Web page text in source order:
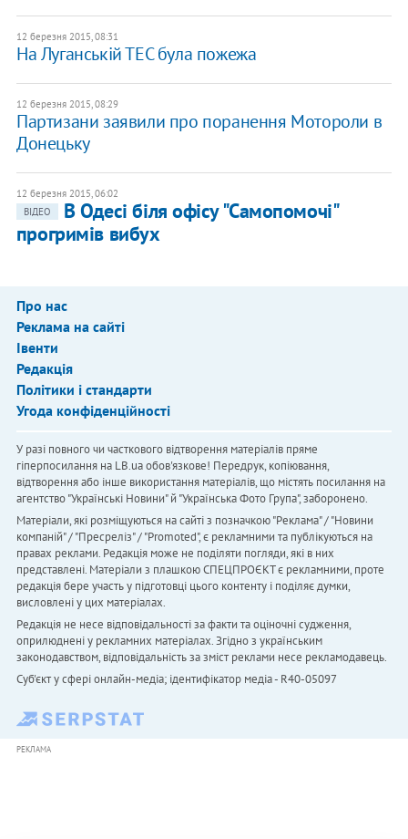
12 березня 2015, 08:31
На Луганській ТЕС була пожежа
12 березня 2015, 08:29
Партизани заявили про поранення Мотороли в
Донецьку
12 березня 2015, 06:02
ВІДЕО
В Одесі біля офісу "Самопомочі"
прогримів вибух
Про нас
Реклама на сайті
Івенти
Редакція
Політики і стандарти
Угода конфіденційності
У разі повного чи часткового відтворення матеріалів пряме
гіперпосилання на LB.ua обов'язкове! Передрук, копіювання,
відтворення або інше використання матеріалів, що містять посилання на
агентство "Українськi Новини" й "Українська Фото Група", заборонено.
Матеріали, які розміщуються на сайті з позначкою "Реклама" / "Новини
компаній" / "Пресреліз" / "Promoted", є рекламними та публікуються на
правах реклами. Редакція може не поділяти погляди, які в них
представлені. Матеріали з плашкою СПЕЦПРОЄКТ є рекламними, проте
редакція бере участь у підготовці цього контенту і поділяє думки,
висловлені у цих матеріалах.
Редакція не несе відповідальності за факти та оціночні судження,
оприлюднені у рекламних матеріалах. Згідно з українським
законодавством, відповідальність за зміст реклами несе рекламодавець.
Cуб'єкт у сфері онлайн-медіа; ідентифікатор медіа - R40-05097
РЕКЛАМА